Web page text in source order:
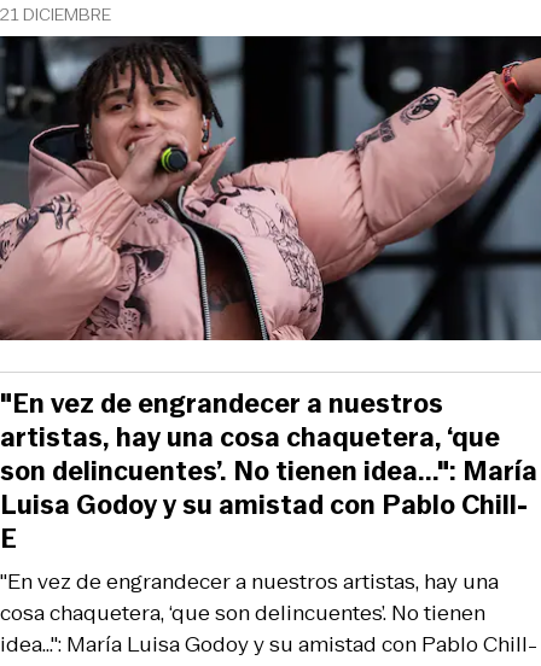
21 DICIEMBRE
"En vez de engrandecer a nuestros artistas, hay una
cosa chaquetera, ‘que son delincuentes’. No tienen
idea...": María Luisa Godoy y su amistad con Pablo Chill-
"En vez de engrandecer a nuestros
artistas, hay una cosa chaquetera, ‘que
son delincuentes’. No tienen idea...": María
Luisa Godoy y su amistad con Pablo Chill-
E